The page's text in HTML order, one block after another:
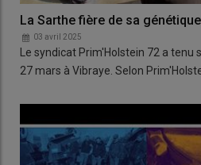
La Sarthe fière de sa génétique
03 avril 2025
Le syndicat Prim'Holstein 72 a tenu
27 mars à Vibraye. Selon